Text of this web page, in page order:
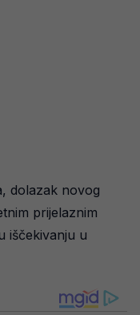
dolazak novog
prijelaznim
iščekivanju u